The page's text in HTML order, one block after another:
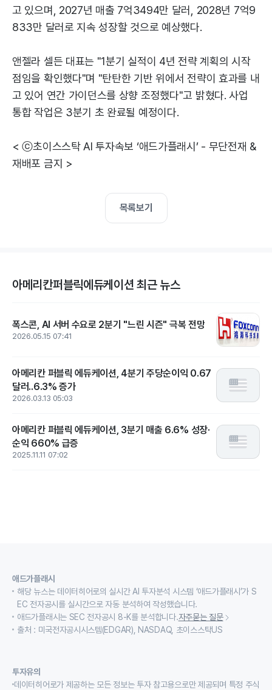
고 있으며, 2027년 매출 7억3494만 달러, 2028년 7억9
833만 달러로 지속 성장할 것으로 예상했다.
앤젤라 셀든 대표는 "1분기 실적이 4년 전략 계획의 시작
점임을 확인했다"며 "탄탄한 기반 위에서 전략이 효과를 내
고 있어 연간 가이던스를 상향 조정했다"고 밝혔다. 사업
통합 작업은 3분기 초 완료될 예정이다.
< ⓒ초이스스탁 AI 투자속보 ‘애드가플래시’ - 무단전재 &
재배포 금지 >
목록보기
아메리칸퍼블릭에듀케이션 최근 뉴스
폭스콘, AI 서버 수요로 2분기 "느린 시즌" 극복 전망
2026.05.15 07:41
아메리칸 퍼블릭 에듀케이션, 4분기 주당순이익 0.67
달러..6.3% 증가
2026.03.13 05:03
아메리칸 퍼블릭 에듀케이션, 3분기 매출 6.6% 성장·
순익 660% 급증
2025.11.11 07:02
애드가플래시
해당 뉴스는 데이터히어로의 실시간 AI 투자분석 시스템 ‘애드가플래시’가 S
EC 전자공시를 실시간으로 자동 분석하여 작성했습니다.
애드가플래시는 SEC 전자공시 8-K를 분석합니다.자주묻는 질문
출처 : 미국전자공시시스템(EDGAR), NASDAQ, 초이스스탁US
투자유의
데이터히어로가 제공하는 모든 정보는 투자 참고용으로만 제공되며 특정 주식